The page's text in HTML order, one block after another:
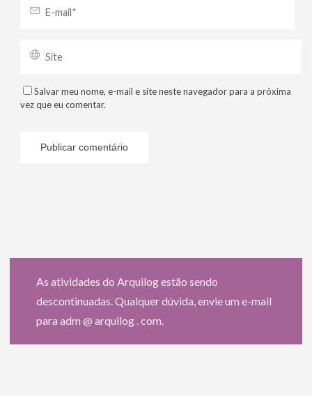
Salvar meu nome, e-mail e site neste navegador para a próxima
vez que eu comentar.
As atividades do Arquilog estão sendo
descontinuadas. Qualquer dúvida, envie um e-mail
para adm @ arquilog . com.